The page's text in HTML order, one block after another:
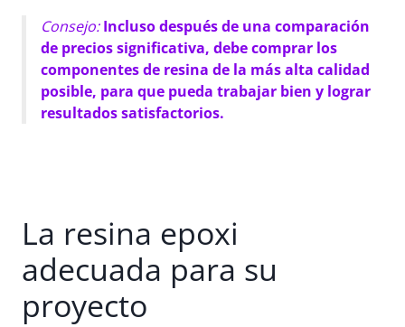
Consejo:Incluso después de una comparación
de precios significativa, debe comprar los
componentes de resina de la más alta calidad
posible, para que pueda trabajar bien y lograr
resultados satisfactorios.
La resina epoxi
adecuada para su
proyecto